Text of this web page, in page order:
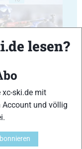
20
lesen?
xc-ski.de mit
Account und völlig